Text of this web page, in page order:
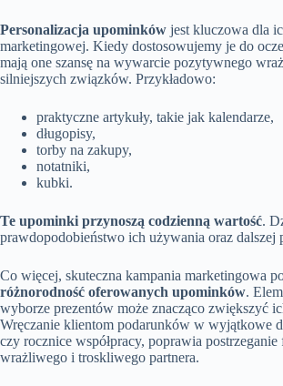
Personalizacja upominków jest kluczowa dla
marketingowej. Kiedy dostosowujemy je do
mają one szansę na wywarcie pozytywnego
silniejszych związków. Przykładowo:
praktyczne artykuły, takie jak kalendarze,
długopisy,
torby na zakupy,
notatniki,
kubki.
Te upominki przynoszą codzienną wartość.
prawdopodobieństwo ich używania oraz dalszej
Co więcej, skuteczna kampania marketingowa
różnorodność oferowanych upominków.
wyborze prezentów może znacząco zwiększyć
Wręczanie klientom podarunków w wyjątkowe
czy rocznice współpracy, poprawia
wrażliwego i troskliwego partnera.